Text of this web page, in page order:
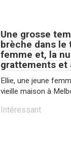
Une grosse
brèche dans le
femme et, la
grattements et
Ellie, une jeune
vieille maison à
Intéressant